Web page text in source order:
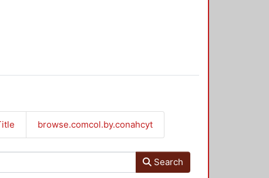
browse.comcol.by.conahcyt
Search